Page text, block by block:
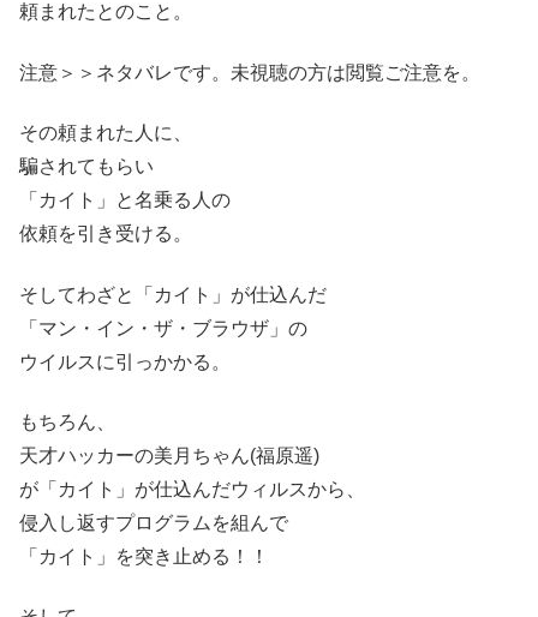
頼まれたとのこと。
注意＞＞ネタバレです。未視聴の方は閲覧ご注意を。
その頼まれた人に、
騙されてもらい
「カイト」と名乗る人の
依頼を引き受ける。
そしてわざと「カイト」が仕込んだ
「マン・イン・ザ・ブラウザ」の
ウイルスに引っかかる。
もちろん、
天才ハッカーの美月ちゃん(福原遥)
が「カイト」が仕込んだウィルスから、
侵入し返すプログラムを組んで
「カイト」を突き止める！！